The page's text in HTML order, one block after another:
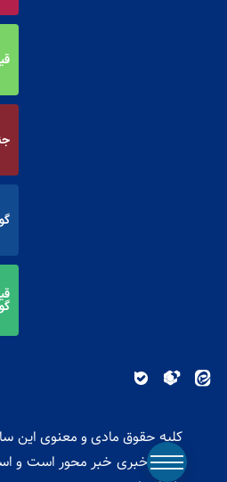
کلیه حقوق مادی و معنوی این
پایگاه خبری خبر محور است و